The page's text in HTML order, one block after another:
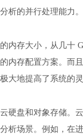
析的并行处理能力。
内存大小，从几十
内存配置方案。而
大地提高了系统的
硬盘和对象存储。
析场景。例如，在